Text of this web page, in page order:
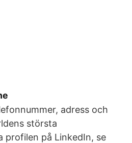
adress och
största
profilen på LinkedIn, se